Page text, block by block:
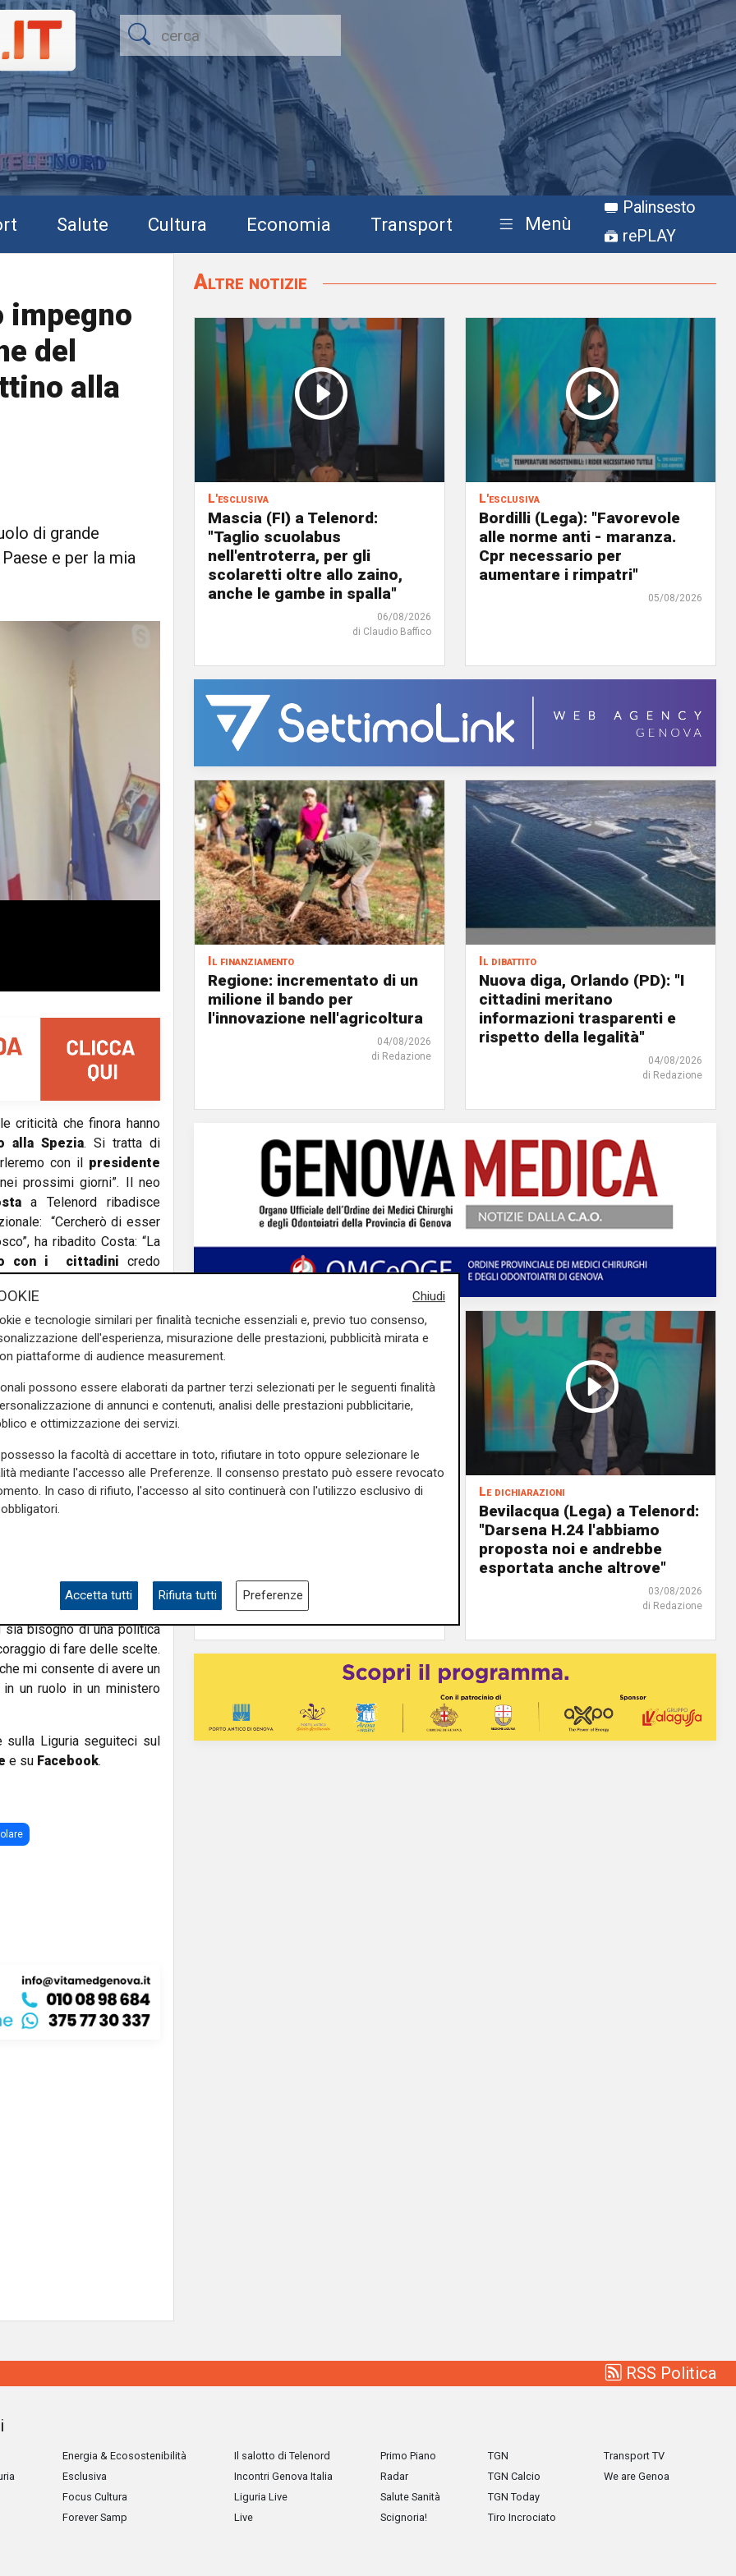
Salute Cultura Economia Transport Menù
Palinsesto
rePLAY
impegno
del
alla
di grande
e per la mia
criticità che finora hanno
alla Spezia. Si tratta di
con il presidente
prossimi giorni”. Il neo
a Telenord ribadisce
“Cercherò di esser
ha ribadito Costa: “La
con i cittadini credo
come sindaco di
Popolare afferma:“E'
in considerazione
di grande collaborazione
– ha ribadito - E’ questo
di fornire in tempi
trovare soluzioni per un
che “Da più parti e
e mi pare che
stato tra commissario
sia bisogno di una politica
di fare delle scelte.
che mi consente di avere un
un ruolo in un ministero
sulla Liguria seguiteci sul
e su Facebook.
Altre notizie
L'esclusiva
Mascia (FI) a Telenord:
"Taglio scuolabus
nell'entroterra, per gli
scolaretti oltre allo zaino,
anche le gambe in spalla"
06/08/2026
di Claudio Baffico
L'esclusiva
Bordilli (Lega): "Favorevole
alle norme anti - maranza.
Cpr necessario per
aumentare i rimpatri"
05/08/2026
Il finanziamento
Regione: incrementato di un
milione il bando per
l'innovazione nell'agricoltura
04/08/2026
di Redazione
Il dibattito
Nuova diga, Orlando (PD): "I
cittadini meritano
informazioni trasparenti e
rispetto della legalità"
04/08/2026
di Redazione
L'analisi Le dichiarazioni
Bevilacqua (Lega) a Telenord:
"Darsena H.24 l'abbiamo
proposta noi e andrebbe
esportata anche altrove"
03/08/2026
di Redazione
RSS Politica
Energia & Ecosostenibilità
Esclusiva
Focus Cultura
Forever Samp
Il salotto di Telenord
Incontri Genova Italia
Liguria Live
Live
Primo Piano
Radar
Salute Sanità
Scignoria!
TGN
TGN Calcio
TGN Today
Tiro Incrociato
Transport TV
We are Genoa
Chiudi
e tecnologie similari per finalità tecniche essenziali e, previo tuo consenso,
dell'esperienza, misurazione delle prestazioni, pubblicità mirata e
piattaforme di audience measurement.
possono essere elaborati da partner terzi selezionati per le seguenti finalità
di annunci e contenuti, analisi delle prestazioni pubblicitarie,
e ottimizzazione dei servizi.
la facoltà di accettare in toto, rifiutare in toto oppure selezionare le
mediante l'accesso alle Preferenze. Il consenso prestato può essere revocato
In caso di rifiuto, l'accesso al sito continuerà con l'utilizzo esclusivo di
Accetta tutti Rifiuta tutti Preferenze